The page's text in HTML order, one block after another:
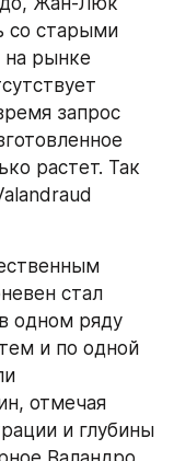
со старыми
рынке
запрос
растет. Так
стал
одном ряду
и по одной
отмечая
и глубины